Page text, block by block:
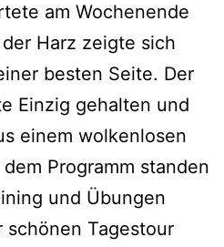
am Wochenende
Harz zeigte sich
besten Seite. Der
Einzig gehalten und
einem wolkenlosen
Programm standen
und Übungen
Tagestour